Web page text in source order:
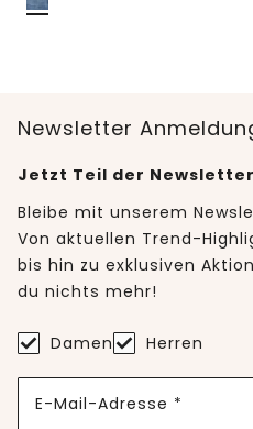
Newsletter
Jetzt Teil der
Bleibe mit unserem
Von aktuellen Trend-
bis hin zu exklusiven
du nichts mehr!
Damen Herren
E-Mail-Adresse *